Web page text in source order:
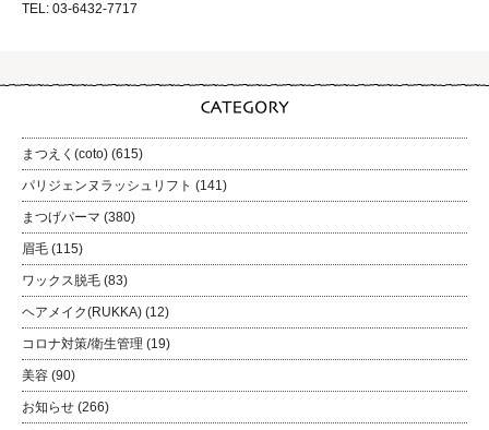
TEL: 03-6432-7717
まつえく(coto) (615)
パリジェンヌラッシュリフト (141)
まつげパーマ (380)
眉毛 (115)
ワックス脱毛 (83)
ヘアメイク(RUKKA) (12)
コロナ対策/衛生管理 (19)
美容 (90)
お知らせ (266)